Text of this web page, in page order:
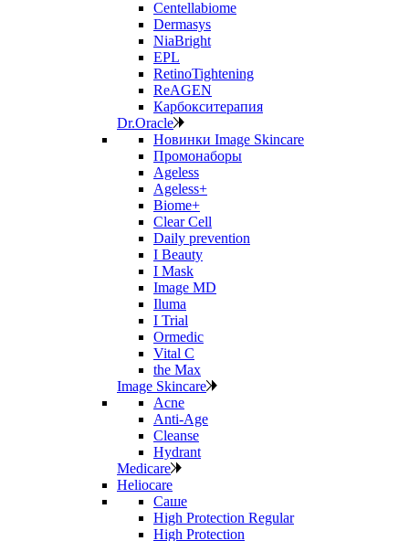
Centellabiome
Dermasys
NiaBright
EPL
RetinoTightening
ReAGEN
Карбокситерапия
Dr.Oracle
Новинки Image Skincare
Промонаборы
Ageless
Ageless+
Biome+
Clear Cell
Daily prevention
I Beauty
I Mask
Image MD
Iluma
I Trial
Ormedic
Vital C
the Max
Image Skincare
Acne
Anti‑Age
Cleanse
Hydrant
Medicare
Heliocare
Саше
High Protection Regular
High Protection